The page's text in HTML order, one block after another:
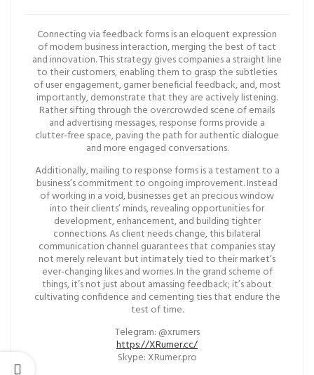
Connecting via feedback forms is an eloquent expression
of modern business interaction, merging the best of tact
and innovation. This strategy gives companies a straight line
to their customers, enabling them to grasp the subtleties
of user engagement, garner beneficial feedback, and, most
importantly, demonstrate that they are actively listening.
Rather sifting through the overcrowded scene of emails
and advertising messages, response forms provide a
clutter-free space, paving the path for authentic dialogue
and more engaged conversations.
Additionally, mailing to response forms is a testament to a
business’s commitment to ongoing improvement. Instead
of working in a void, businesses get an precious window
into their clients’ minds, revealing opportunities for
development, enhancement, and building tighter
connections. As client needs change, this bilateral
communication channel guarantees that companies stay
not merely relevant but intimately tied to their market’s
ever-changing likes and worries. In the grand scheme of
things, it’s not just about amassing feedback; it’s about
cultivating confidence and cementing ties that endure the
test of time.
Telegram: @xrumers
https://XRumer.cc/
Skype: XRumer.pro